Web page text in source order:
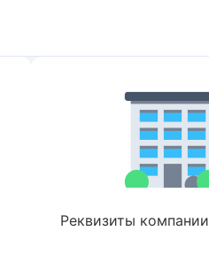
Реквизиты компании